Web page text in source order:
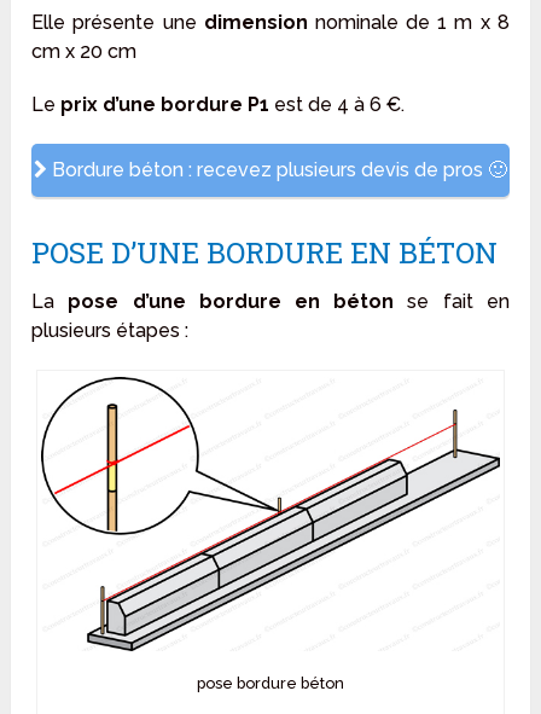
Elle présente une dimension nominale de 1 m x 8
cm x 20 cm
Le prix d’une bordure P1 est de 4 à 6 €.
Bordure béton : recevez plusieurs devis de pros 🙂
POSE D’UNE BORDURE EN BÉTON
La pose d’une bordure en béton se fait en
plusieurs étapes :
pose bordure béton